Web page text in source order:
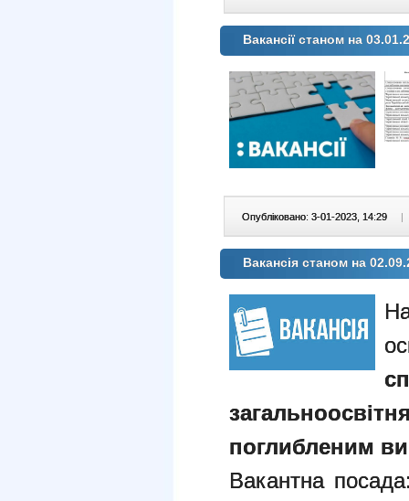
Вакансії станом на
Опубліковано: 3-01-2023, 14:29
Вакансія станом на
поглибленим
Вакантна